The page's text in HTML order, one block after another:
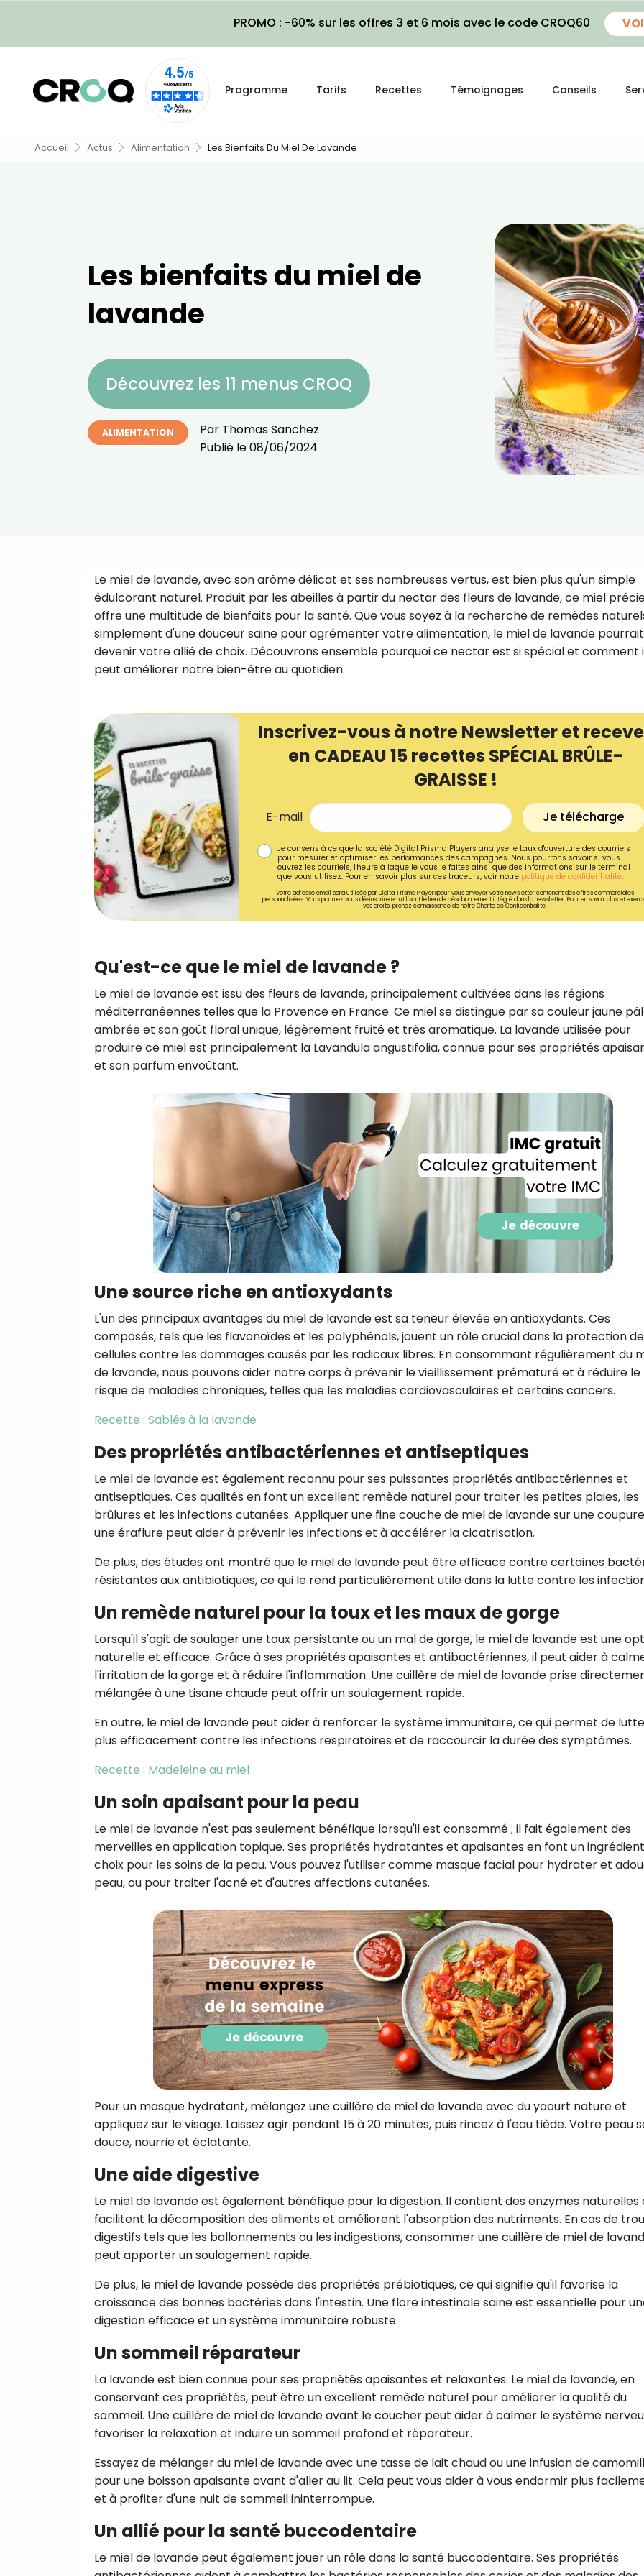
PROMO : -60% sur les offres 3 et 6 mois avec le code CROQ60
Programme Tarifs Recettes Témoignages Conseils
Accueil Actus Alimentation Les Bienfaits Du Miel De Lavande
Les bienfaits du miel de
lavande
Découvrez les 11 menus CROQ
ALIMENTATION Par Thomas Sanchez
Publié le08/06/2024
Le miel de lavande, avec son arôme délicat et ses nombreuses vertus, est bien plus qu'un simple
édulcorant naturel. Produit par les abeilles à partir du nectar des fleurs de lavande, ce miel
offre une multitude de bienfaits pour la santé. Que vous soyez à la recherche de remèdes
simplement d'une douceur saine pour agrémenter votre alimentation, le miel de lavande
devenir votre allié de choix. Découvrons ensemble pourquoi ce nectar est si spécial et comment
peut améliorer notre bien-être au quotidien.
Inscrivez-vous à notre Newsletter et
en CADEAU 15 recettes SPÉCIAL BRÛLE-
GRAISSE !
E-mail Je télécharge
Je consens à ce que la société Digital Prisma Players analyse le taux d'ouverture des courriels
pour mesurer et optimiser les performances des campagnes. Nous pourrons savoir si vous
ouvrez les courriels, l'heure à laquelle vous le faites ainsi que des informations sur le terminal
que vous utilisez. Pour en savoir plus sur ces traceurs, voir notre politique de confidentialité.
Votre adresse email sera utilisée par Digital Prisma Playerspour vous envoyer votre newsletter contenant des offres commerciales
personnalisées. Vous pourrez vous désinscrire en utilisant le lien de désabonnement intégré dans la newsletter. Pour en savoir plus et
vos droits, prenez connaissance de notreCharte de Confidentialité.
Qu'est-ce que le miel de lavande ?
Le miel de lavande est issu des fleurs de lavande, principalement cultivées dans les régions
méditerranéennes telles que la Provence en France. Ce miel se distingue par sa couleur jaune
ambrée et son goût floral unique, légèrement fruité et très aromatique. La lavande utilisée pour
produire ce miel est principalement la Lavandula angustifolia, connue pour ses propriétés
et son parfum envoûtant.
Une source riche en antioxydants
L'un des principaux avantages du miel de lavande est sa teneur élevée en antioxydants. Ces
composés, tels que les flavonoïdes et les polyphénols, jouent un rôle crucial dans la protection
cellules contre les dommages causés par les radicaux libres. En consommant régulièrement du
de lavande, nous pouvons aider notre corps à prévenir le vieillissement prématuré et à réduire le
risque de maladies chroniques, telles que les maladies cardiovasculaires et certains cancers.
Recette : Sablés à la lavande
Des propriétés antibactériennes et antiseptiques
Le miel de lavande est également reconnu pour ses puissantes propriétés antibactériennes et
antiseptiques. Ces qualités en font un excellent remède naturel pour traiter les petites plaies, les
brûlures et les infections cutanées. Appliquer une fine couche de miel de lavande sur une
une éraflure peut aider à prévenir les infections et à accélérer la cicatrisation.
De plus, des études ont montré que le miel de lavande peut être efficace contre certaines
résistantes aux antibiotiques, ce qui le rend particulièrement utile dans la lutte contre les
Un remède naturel pour la toux et les maux de gorge
Lorsqu'il s'agit de soulager une toux persistante ou un mal de gorge, le miel de lavande est une
naturelle et efficace. Grâce à ses propriétés apaisantes et antibactériennes, il peut aider à
l'irritation de la gorge et à réduire l'inflammation. Une cuillère de miel de lavande prise
mélangée à une tisane chaude peut offrir un soulagement rapide.
En outre, le miel de lavande peut aider à renforcer le système immunitaire, ce qui permet de
plus efficacement contre les infections respiratoires et de raccourcir la durée des symptômes.
Recette : Madeleine au miel
Un soin apaisant pour la peau
Le miel de lavande n'est pas seulement bénéfique lorsqu'il est consommé ; il fait également des
merveilles en application topique. Ses propriétés hydratantes et apaisantes en font un
choix pour les soins de la peau. Vous pouvez l'utiliser comme masque facial pour hydrater et
peau, ou pour traiter l'acné et d'autres affections cutanées.
Pour un masque hydratant, mélangez une cuillère de miel de lavande avec du yaourt nature et
appliquez sur le visage. Laissez agir pendant 15 à 20 minutes, puis rincez à l'eau tiède. Votre peau
douce, nourrie et éclatante.
Une aide digestive
Le miel de lavande est également bénéfique pour la digestion. Il contient des enzymes naturelles
facilitent la décomposition des aliments et améliorent l'absorption des nutriments. En cas de
digestifs tels que les ballonnements ou les indigestions, consommer une cuillère de miel de
peut apporter un soulagement rapide.
De plus, le miel de lavande possède des propriétés prébiotiques, ce qui signifie qu'il favorise la
croissance des bonnes bactéries dans l'intestin. Une flore intestinale saine est essentielle pour
digestion efficace et un système immunitaire robuste.
Un sommeil réparateur
La lavande est bien connue pour ses propriétés apaisantes et relaxantes. Le miel de lavande, en
conservant ces propriétés, peut être un excellent remède naturel pour améliorer la qualité du
sommeil. Une cuillère de miel de lavande avant le coucher peut aider à calmer le système
favoriser la relaxation et induire un sommeil profond et réparateur.
Essayez de mélanger du miel de lavande avec une tasse de lait chaud ou une infusion de
pour une boisson apaisante avant d'aller au lit. Cela peut vous aider à vous endormir plus
et à profiter d'une nuit de sommeil ininterrompue.
Un allié pour la santé buccodentaire
Le miel de lavande peut également jouer un rôle dans la santé buccodentaire. Ses propriétés
Recevez
recettes inédites de
Je consens à ce que la société
Prisma Players analyse le taux
des courriels pour mesurer et
des informations sur le terminal que
utilisez. Pour en savoir plus sur ces
voir notre
politique de confidentialité
Je reçois mon cadeau !
Votre adresse email sera utilisée par Digital Prisma
personnalisées. Vous pourrez vous désinscrire en
désabonnement intégré dans la newsletter. Pour en
Confidentialité .